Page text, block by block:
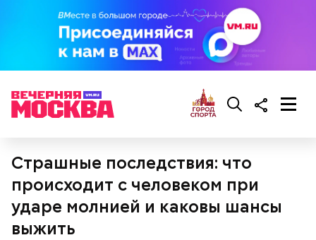
Страшные последствия: что
происходит с человеком при
ударе молнией и каковы шансы
выжить
подавать такой салат лучше
порционно и со сметаной в качестве заправки.